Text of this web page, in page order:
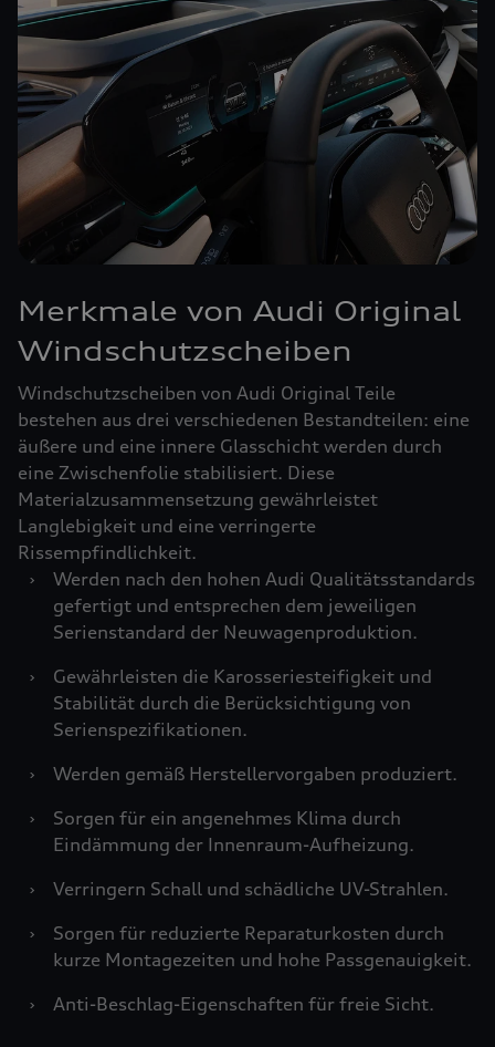
Merkmale von Audi Original
Windschutzscheiben
Windschutzscheiben von Audi Original Teile
bestehen aus drei verschiedenen Bestandteilen: eine
äußere und eine innere Glasschicht werden durch
eine Zwischenfolie stabilisiert. Diese
Materialzusammensetzung gewährleistet
Langlebigkeit und eine verringerte
Rissempfindlichkeit.
›
Werden nach den hohen Audi Qualitätsstandards
gefertigt und entsprechen dem jeweiligen
Serienstandard der Neuwagenproduktion.
›
Gewährleisten die Karosseriesteifigkeit und
Stabilität durch die Berücksichtigung von
Serienspezifikationen.
›
Werden gemäß Herstellervorgaben produziert.
›
Sorgen für ein angenehmes Klima durch
Eindämmung der Innenraum-Aufheizung.
›
Verringern Schall und schädliche UV-Strahlen.
›
Sorgen für reduzierte Reparaturkosten durch
kurze Montagezeiten und hohe Passgenauigkeit.
›
Anti-Beschlag-Eigenschaften für freie Sicht.